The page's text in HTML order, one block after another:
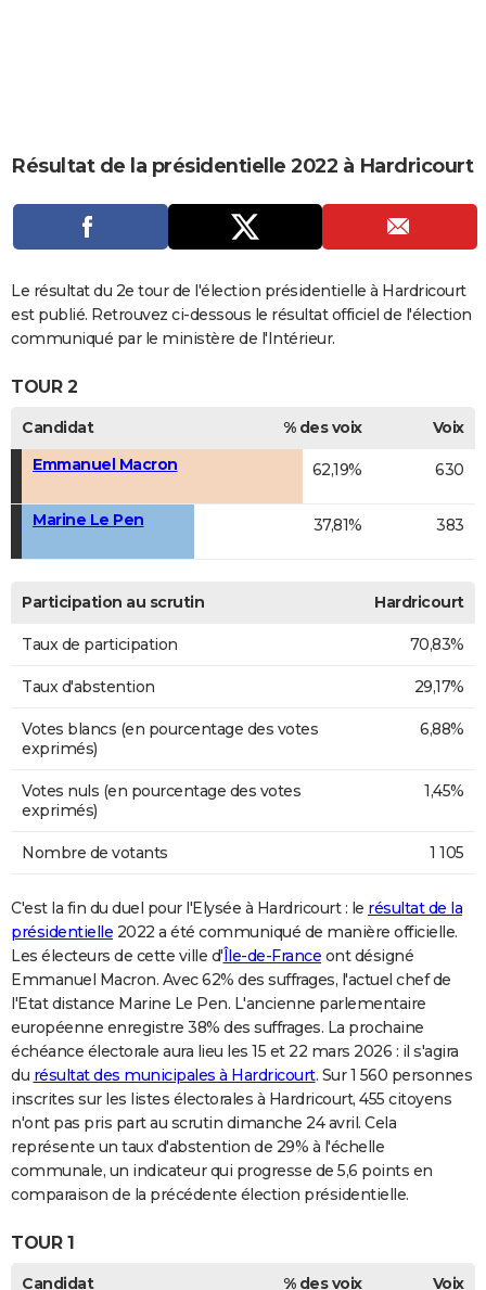
CARTE DE VOEUX
DICTIONNAIRE
Dictionnaire
Biographies
Expressions
Proverbes
PROGRAMME TV
COPAINS D'AVANT
S'inscrire
Se connecter
Lycées
Collèges
Primaires
Universités
Entreprises
Service militaire
Avis de recherche
AVIS DE DÉCÈS
FORUM
Bricolage
Culture
Television
Voyage
Résultat de la présidentielle 2022 à Hardricourt
Le résultat du 2e tour de l'élection présidentielle à Hardricourt
est publié. Retrouvez ci-dessous le résultat officiel de l'élection
communiqué par le ministère de l'Intérieur.
TOUR 2
Candidat % des voix
Voix
Emmanuel Macron
62,19% 630
Marine Le Pen 37,81% 383
Participation au scrutin Hardricourt
Taux de participation 70,83%
Taux d'abstention 29,17%
Votes blancs (en pourcentage des votes
exprimés)
6,88%
Votes nuls (en pourcentage des votes
exprimés)
1,45%
Nombre de votants 1 105
C'est la fin du duel pour l'Elysée à Hardricourt : le résultat de la
présidentielle 2022 a été communiqué de manière officielle.
Les électeurs de cette ville d'Île-de-France ont désigné
Emmanuel Macron. Avec 62% des suffrages, l'actuel chef de
l'Etat distance Marine Le Pen. L'ancienne parlementaire
européenne enregistre 38% des suffrages. La prochaine
échéance électorale aura lieu les 15 et 22 mars 2026 : il s'agira
du résultat des municipales à Hardricourt. Sur 1 560 personnes
inscrites sur les listes électorales à Hardricourt, 455 citoyens
n'ont pas pris part au scrutin dimanche 24 avril. Cela
représente un taux d'abstention de 29% à l'échelle
communale, un indicateur qui progresse de 5,6 points en
comparaison de la précédente élection présidentielle.
TOUR 1
Candidat % des voix
Voix